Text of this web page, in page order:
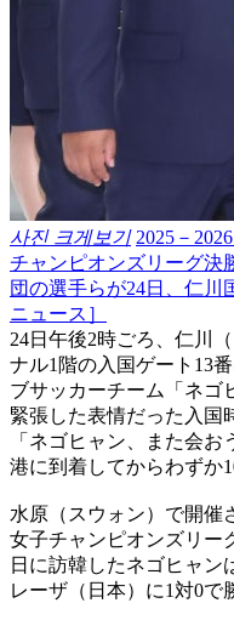
사진 크게보기 2025－
チャンピオンズリーグ決
団の選手らが24日、仁川
ニュース］
24日午後2時ごろ、仁川
ナル1階の入国ゲート13
ブサッカーチーム「ネゴ
緊張した表情だった入国
「ネゴヒャン、また会
港に到着してからわずか
水原（スウォン）で開催
女子チャンピオンズリー
日に訪韓したネゴヒャン
レーザ（日本）に1対0で